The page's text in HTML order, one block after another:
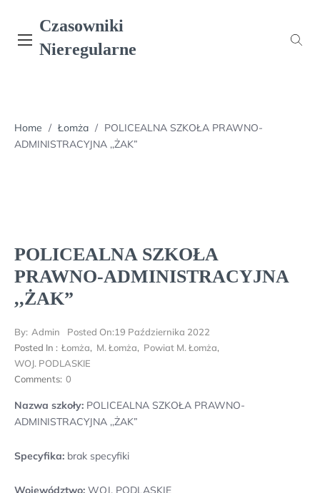
content
Czasowniki
Nieregularne
Home / Łomża / POLICEALNA SZKOŁA PRAWNO-
ADMINISTRACYJNA ,,ŻAK”
POLICEALNA SZKOŁA
PRAWNO-ADMINISTRACYJNA
,,ŻAK”
By: Admin Posted On:19 Października 2022
Posted In : Łomża, M. Łomża, Powiat M. Łomża,
WOJ. PODLASKIE
Comments: 0
Nazwa szkoły: POLICEALNA SZKOŁA PRAWNO-
ADMINISTRACYJNA ,,ŻAK”
Specyfika: brak specyfiki
Województwo: WOJ. PODLASKIE